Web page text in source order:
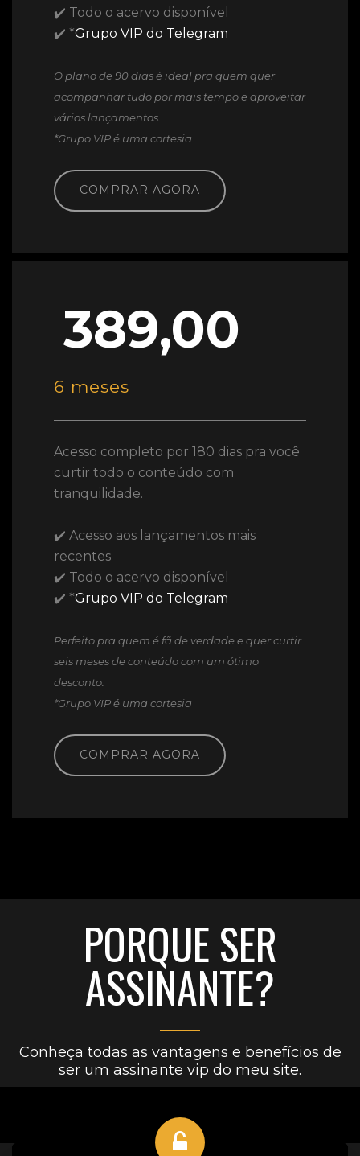
✔️ Todo o acervo disponível
✔️ *Grupo VIP do Telegram
O plano de 90 dias é ideal pra quem quer
acompanhar tudo por mais tempo e aproveitar
vários lançamentos.
*Grupo VIP é uma cortesia
COMPRAR AGORA
389,00
6 meses
Acesso completo por 180 dias pra você
curtir todo o conteúdo com
tranquilidade.
✔️ Acesso aos lançamentos mais
recentes
✔️ Todo o acervo disponível
✔️ *Grupo VIP do Telegram
Perfeito pra quem é fã de verdade e quer curtir
seis meses de conteúdo com um ótimo
desconto.
*Grupo VIP é uma cortesia
COMPRAR AGORA
PORQUE SER
ASSINANTE?
Conheça todas as vantagens e benefícios de
ser um assinante vip do meu site.